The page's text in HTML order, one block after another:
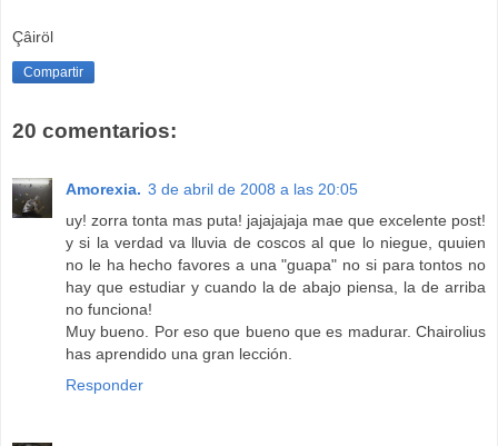
Çâiröl
Compartir
20 comentarios:
Amorexia. 3 de abril de 2008 a las 20:05
uy! zorra tonta mas puta! jajajajaja mae que excelente post!
y si la verdad va lluvia de coscos al que lo niegue, quuien
no le ha hecho favores a una "guapa" no si para tontos no
hay que estudiar y cuando la de abajo piensa, la de arriba
no funciona!
Muy bueno. Por eso que bueno que es madurar. Chairolius
has aprendido una gran lección.
Responder